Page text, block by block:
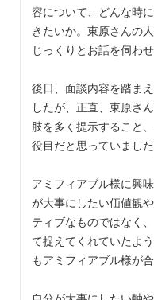
容について、どんな時
きたいか。東原さんの
じっくりとお話を伺わ
後日、面談内容を踏ま
したが、正直、東原さ
肢を多く提示すること
役目だと思っていまし
アミフィアブル様に興
が大事にしたい価値観
ティブなものではなく
て捉えてくれていたよ
もアミフィアブル様が